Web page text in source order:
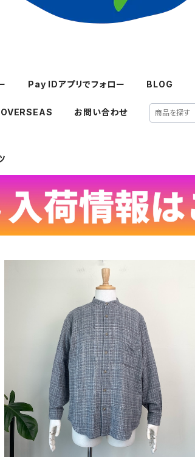
Pay IDアプリでフォロー BLOG
お問い合わせ